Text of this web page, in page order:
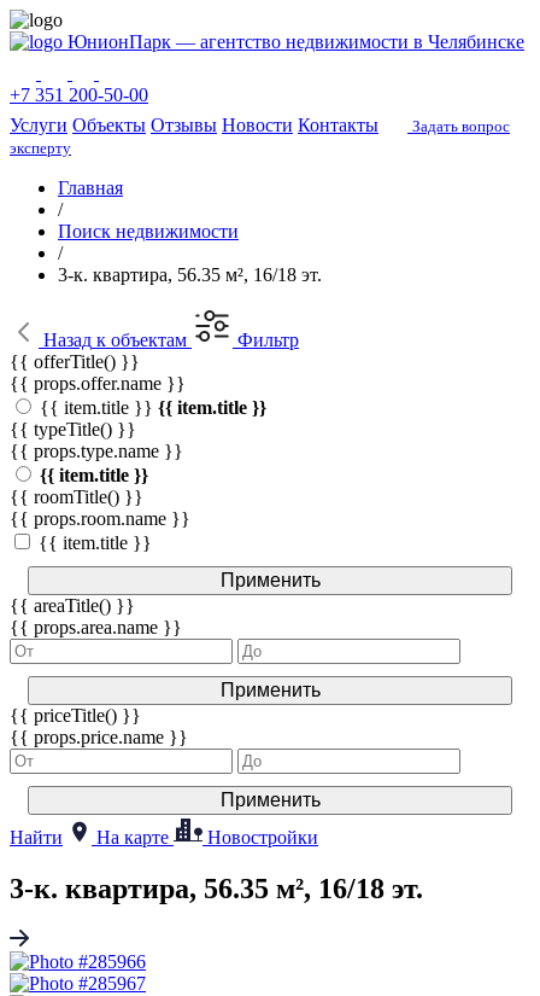
ЮнионПарк — агентство недвижимости в Челябинске
+7 351 200-50-00
Услуги Объекты Отзывы Новости Контакты
Задать вопрос
эксперту
Главная
/
Поиск недвижимости
/
3-к. квартира, 56.35 м², 16/18 эт.
Назад к объектам
Фильтр
{{ offerTitle() }}
{{ props.offer.name }}
{{ item.title }} {{ item.title }}
{{ typeTitle() }}
{{ props.type.name }}
{{ item.title }}
{{ roomTitle() }}
{{ props.room.name }}
{{ item.title }}
Применить
{{ areaTitle() }}
{{ props.area.name }}
Применить
{{ priceTitle() }}
{{ props.price.name }}
Применить
Найти
На карте Новостройки
3-к. квартира, 56.35 м², 16/18 эт.